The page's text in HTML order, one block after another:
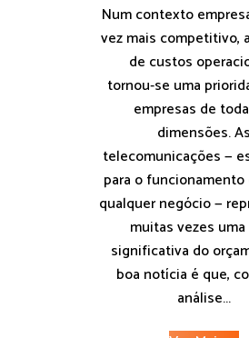
Num contexto
vez mais competitivo,
de custos
tornou‑se uma
empresas de
dimensões. As
telecomunicações —
para o funcionamento
qualquer negócio —
muitas vezes
significativa do
boa notícia é que,
análise...